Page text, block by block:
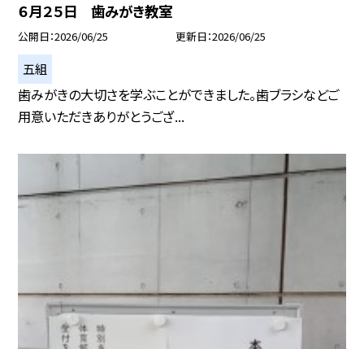
６月２５日 歯みがき教室
公開日 2026/06/25 更新日 2026/06/25
五組
歯みがきの大切さを学ぶことができました。歯ブラシなどご
用意いただきありがとうござ...